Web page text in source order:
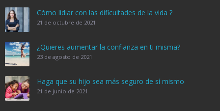
Cómo lidiar con las dificultades de la vida ?
21 de octubre de 2021
¿Quieres aumentar la confianza en ti misma?
23 de agosto de 2021
Haga que su hijo sea más seguro de sí mismo
21 de junio de 2021